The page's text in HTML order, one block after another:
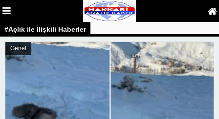
#Açlık ile İlişkili Haberler
Genel